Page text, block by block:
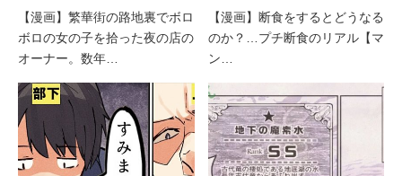
【漫画】繁華街の路地裏でボロ
ボロの女の子を拾った夜の店の
オーナー。数年…
【漫画】断食をするとどうなる
のか？…プチ断食のリアル【マ
ン…